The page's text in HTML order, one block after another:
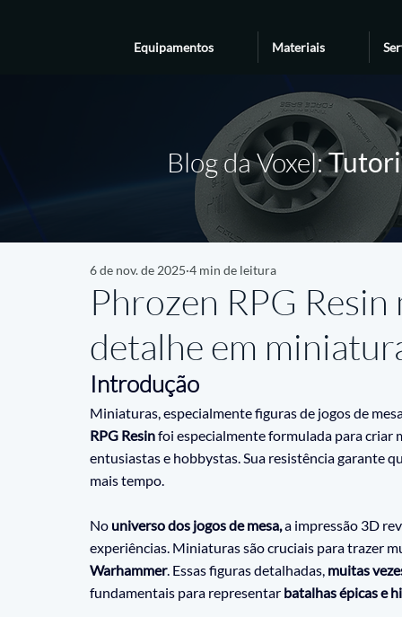
Equipamentos Materiais
Blog da Voxel:
Phrozen RPG
detalhe em
6 de nov. de 2025 4 min de leitura
Introdução
Miniaturas, especialmente figuras de jogos de
RPG Resin foi especialmente formulada para criar
entusiastas e hobbystas. Sua resistência garante
mais tempo.
No universo dos jogos de mesa, a impressão 3D
experiências. Miniaturas são cruciais para trazer
Warhammer. Essas figuras detalhadas, muitas
fundamentais para representar batalhas épicas e